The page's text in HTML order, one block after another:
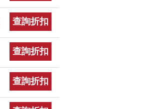
查詢折扣
查詢折扣
查詢折扣